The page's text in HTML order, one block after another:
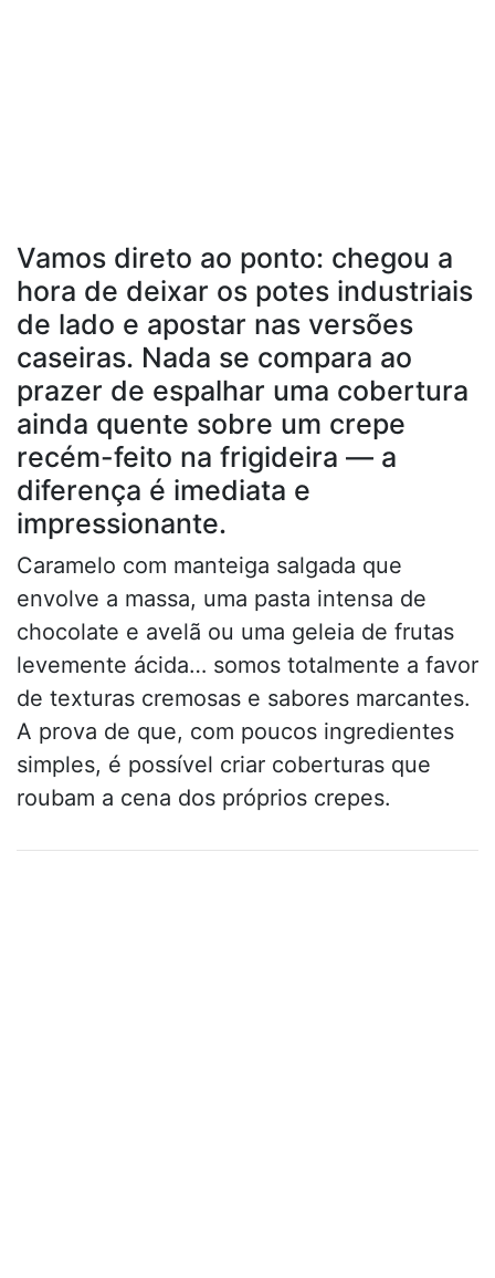
Vamos direto ao ponto: chegou a
hora de deixar os potes industriais
de lado e apostar nas versões
caseiras. Nada se compara ao
prazer de espalhar uma cobertura
ainda quente sobre um crepe
recém-feito na frigideira — a
diferença é imediata e
impressionante.
Caramelo com manteiga salgada que
envolve a massa, uma pasta intensa de
chocolate e avelã ou uma geleia de frutas
levemente ácida… somos totalmente a favor
de texturas cremosas e sabores marcantes.
A prova de que, com poucos ingredientes
simples, é possível criar coberturas que
roubam a cena dos próprios crepes.